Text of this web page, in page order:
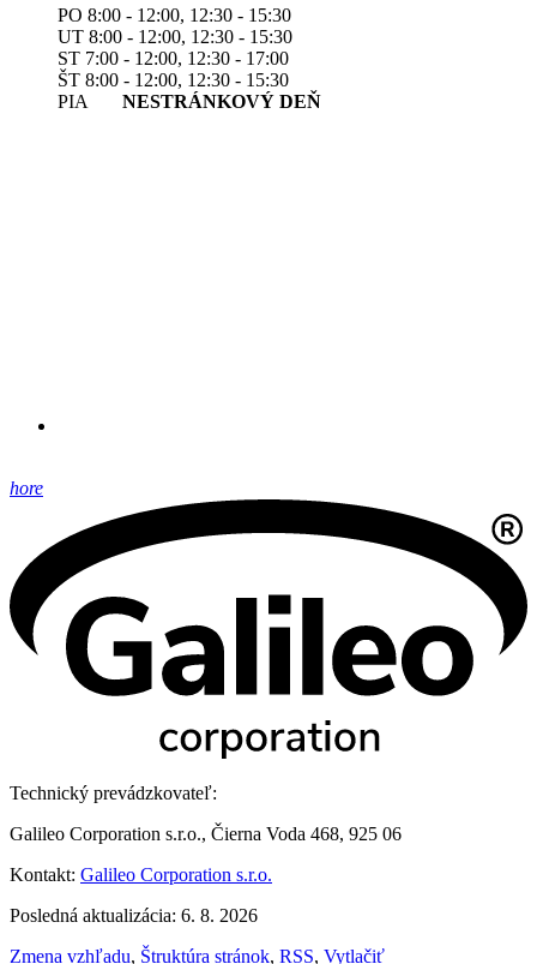
PO 8:00 - 12:00, 12:30 - 15:30
UT 8:00 - 12:00, 12:30 - 15:30
ST 7:00 - 12:00, 12:30 - 17:00
ŠT 8:00 - 12:00, 12:30 - 15:30
PIA NESTRÁNKOVÝ DEŇ
hore
Technický prevádzkovateľ:
Galileo Corporation s.r.o., Čierna Voda 468, 925 06
Kontakt: Galileo Corporation s.r.o.
Posledná aktualizácia: 6. 8. 2026
Zmena vzhľadu, Štruktúra stránok, RSS, Vytlačiť